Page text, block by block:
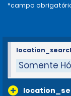
*campo
Somente